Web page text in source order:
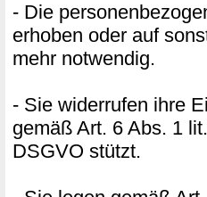
- Die
erhoben oder auf
mehr notwendig.
- Sie widerrufen ihre
gemäß Art. 6 Abs. 1
DSGVO stützt.